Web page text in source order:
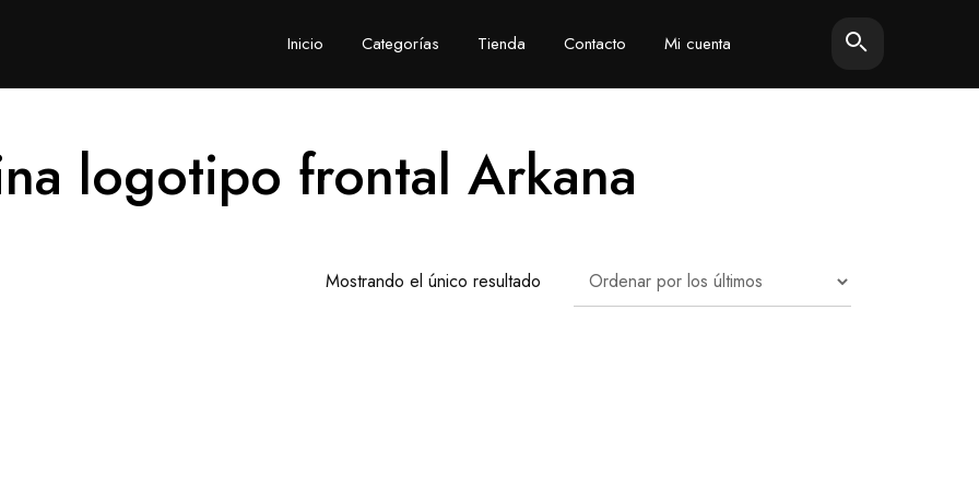
Inicio Categorías Tienda Contacto Mi cuenta
logotipo frontal Arkana
Mostrando el único resultado